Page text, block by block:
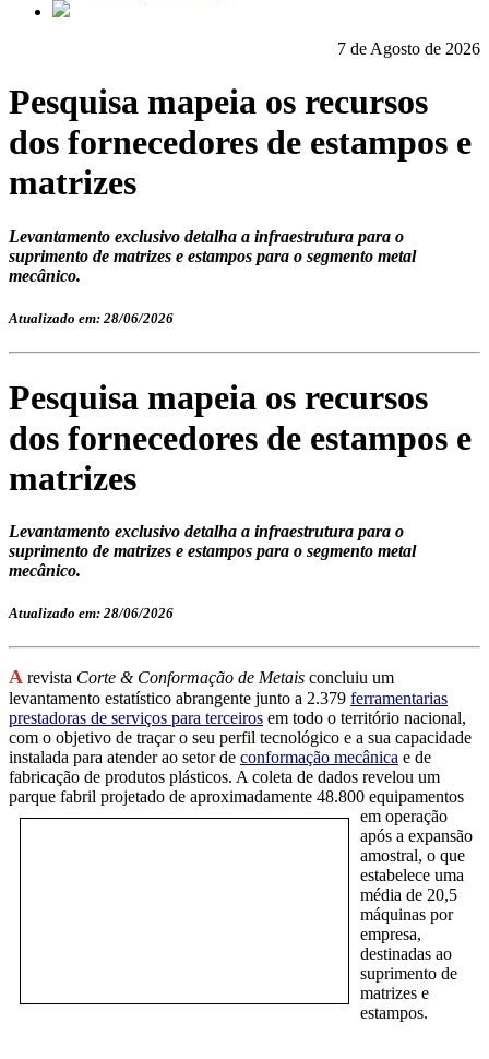
7 de Agosto de 2026
Pesquisa mapeia os recursos
dos fornecedores de estampos e
matrizes
Levantamento exclusivo detalha a infraestrutura para o
suprimento de matrizes e estampos para o segmento metal
mecânico.
Atualizado em: 28/06/2026
Pesquisa mapeia os recursos
dos fornecedores de estampos e
matrizes
Levantamento exclusivo detalha a infraestrutura para o
suprimento de matrizes e estampos para o segmento metal
mecânico.
Atualizado em: 28/06/2026
A revista Corte & Conformação de Metais concluiu um
levantamento estatístico abrangente junto a 2.379 ferramentarias
prestadoras de serviços para terceiros em todo o território nacional,
com o objetivo de traçar o seu perfil tecnológico e a sua capacidade
instalada para atender ao setor de conformação mecânica e de
fabricação de produtos plásticos. A coleta de dados revelou um
parque fabril projetado de aproximadamente 48.800 equipamentos
em operação
após a expansão
amostral, o que
estabelece uma
média de 20,5
máquinas por
empresa,
destinadas ao
suprimento de
matrizes e
estampos.